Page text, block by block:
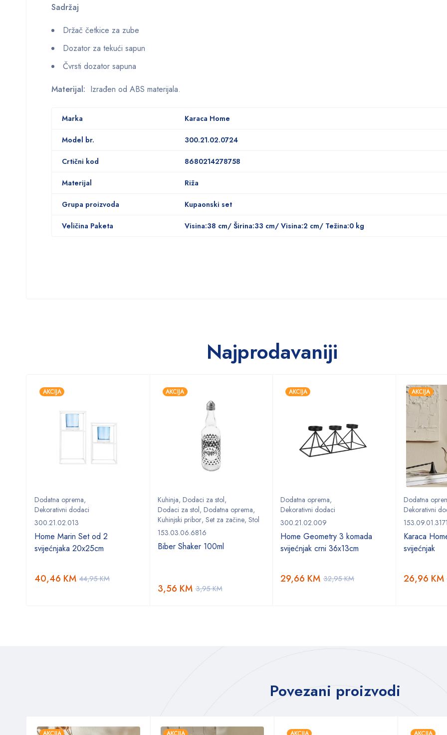
Sadržaj
Držač četkice za zube
Dozator za tekući sapun
Čvrsti dozator sapuna
Materijal: Izrađen od ABS materijala.
Marka Karaca Home
Model br. 300.21.02.0724
Crtični kod 8680214278758
Materijal Riža
Grupa proizvoda Kupaonski set
Veličina Paketa Visina:38 cm/ Širina:33 cm/ Visina:2 cm/ Težina:0 kg
Najprodavaniji
AKCIJA
Dodatna oprema,
Dekorativni dodaci
300.21.02.013
Home Marin Set od 2
svijećnjaka 20x25cm
44,95KM
40,46 KM
AKCIJA
Kuhinja, Dodaci za stol,
Dodaci za stol, Dodatna oprema,
Kuhinjski pribor, Set za začine, Stol
153.03.06.6816
Biber Shaker 100ml
3,95KM
3,56 KM
AKCIJA
Dodatna oprema,
Dekorativni dodaci
300.21.02.009
Home Geometry 3 komada
svijećnjak crni 36x13cm
32,95KM
29,66 KM
AKCIJA
Dodatna
Dekorativni
153.09.01.3171
Karaca
svijećnjak
26,96 KM
Povezani proizvodi